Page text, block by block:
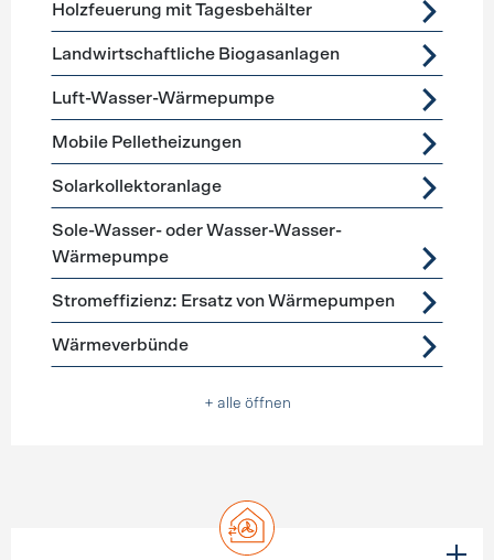
Holzfeuerung mit Tagesbehälter
Landwirtschaftliche Biogasanlagen
Luft-Wasser-Wärmepumpe
Mobile Pelletheizungen
Solarkollektoranlage
Sole-Wasser- oder Wasser-Wasser-
Wärmepumpe
Stromeffizienz: Ersatz von Wärmepumpen
Wärmeverbünde
+ alle öffnen